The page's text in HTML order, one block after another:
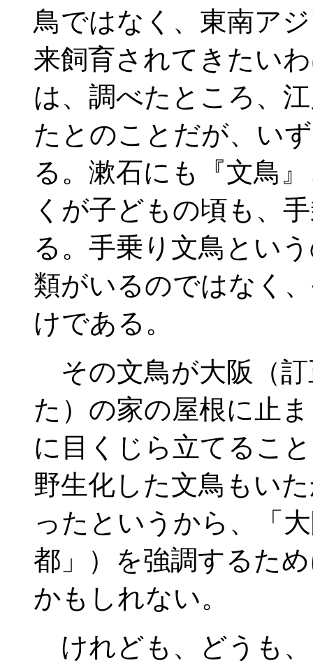
鳥ではなく、東南ア
来飼育されてきたい
は、調べたところ、
たとのことだが、い
る。漱石にも『文鳥
くが子どもの頃も、
る。手乗り文鳥とい
類がいるのではなく
けである。
その文鳥が大阪（
た）の家の屋根に止
に目くじら立てるこ
野生化した文鳥もい
ったというから、「
都」）を強調するた
かもしれない。
けれども、どうも